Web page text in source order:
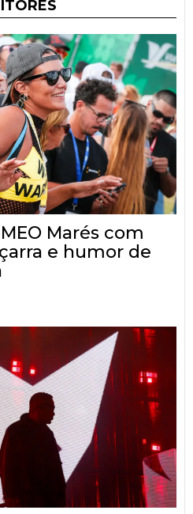
Marés com
e humor de